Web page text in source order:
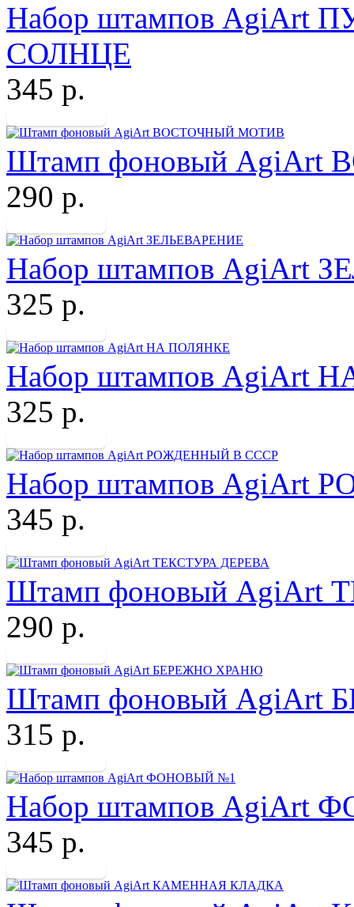
Набор штампов AgiArt
СОЛНЦЕ
345 р.
Штамп фоновый
290 р.
Набор штампов AgiArt
325 р.
Набор штампов AgiArt
325 р.
Набор штампов
345 р.
Штамп фоновый AgiArt
290 р.
Штамп фоновый
315 р.
Набор штампов AgiArt
345 р.